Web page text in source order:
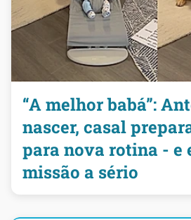
“A melhor babá”:
nascer, casal
para nova rotina - e
missão a sério